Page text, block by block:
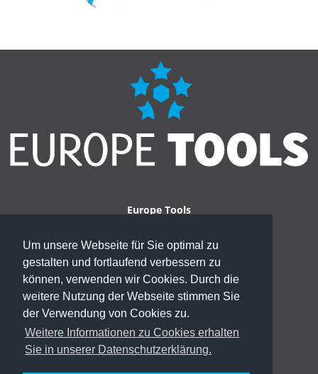
Um unsere Webseite für Sie optimal zu
gestalten und fortlaufend verbessern zu
können, verwenden wir Cookies. Durch die
weitere Nutzung der Webseite stimmen Sie
der Verwendung von Cookies zu.
Weitere Informationen zu Cookies erhalten
Sie in unserer Datenschutzerklärung.
Europe Tools
Handorfer Straße 25
49439 Steinfeld
Tel +49 5492 962242
Mobil +49 1577 2394950
Fax +49 3212 1165386
E-Mail goytisolo.hamann@europe-tools.eu
Impressum